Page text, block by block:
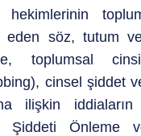
söz, tutum ve
toplumsal
cinsel şiddet
ilişkin
Şiddeti Önleme